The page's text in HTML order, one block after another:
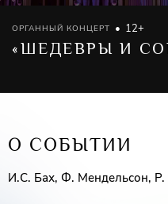
ОРГАННЫЙ КОНЦЕРТ 12+
«ШЕДЕВРЫ И
О СОБЫТИИ
И.С. Бах, Ф. Мендельсон, Р.